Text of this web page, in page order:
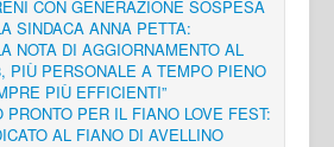
CON GENERAZIONE SOSPESA
SINDACA ANNA PETTA:
NOTA DI AGGIORNAMENTO AL
PIÙ PERSONALE A TEMPO PIENO
PIÙ EFFICIENTI”
PRONTO PER IL FIANO LOVE FEST:
AL FIANO DI AVELLINO